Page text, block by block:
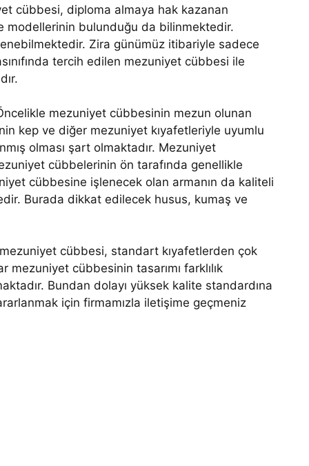
cübbesi, diploma almaya hak kazanan
modellerinin bulunduğu da bilinmektedir.
Zira günümüz itibariyle sadece
tercih edilen mezuniyet cübbesi ile
mezuniyet cübbesinin mezun olunan
kep ve diğer mezuniyet kıyafetleriyle uyumlu
olması şart olmaktadır. Mezuniyet
cübbelerinin ön tarafında genellikle
cübbesine işlenecek olan armanın da kaliteli
Burada dikkat edilecek husus, kumaş ve
cübbesi, standart kıyafetlerden çok
cübbesinin tasarımı farklılık
Bundan dolayı yüksek kalite standardına
için firmamızla iletişime geçmeniz